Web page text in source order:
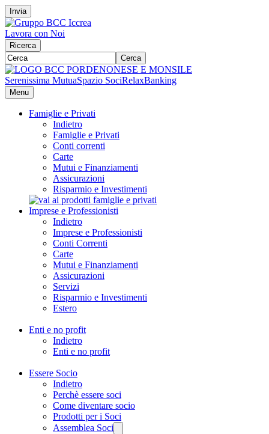
Invia
Lavora con Noi
Ricerca
Cerca
Serenissima MutuaSpazio SociRelaxBanking
Menu
Famiglie e Privati
Indietro
Famiglie e Privati
Conti correnti
Carte
Mutui e Finanziamenti
Assicurazioni
Risparmio e Investimenti
Imprese e Professionisti
Indietro
Imprese e Professionisti
Conti Correnti
Carte
Mutui e Finanziamenti
Assicurazioni
Servizi
Risparmio e Investimenti
Estero
Enti e no profit
Indietro
Enti e no profit
Essere Socio
Indietro
Perchè essere soci
Come diventare socio
Prodotti per i Soci
Assemblea Soci